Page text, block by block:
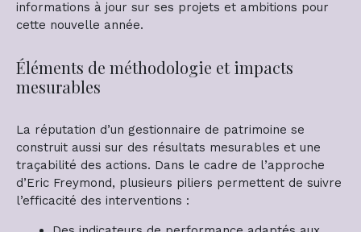
Éléments de méthodologie et impacts
mesurables
La réputation d’un gestionnaire de patrimoine se
construit aussi sur des résultats mesurables et une
traçabilité des actions. Dans le cadre de l’approche
d’Eric Freymond, plusieurs piliers permettent de suivre
l’efficacité des interventions :